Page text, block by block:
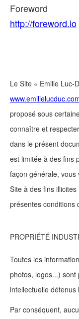
Foreword
http://foreword.io
Le Site « Emilie Luc-
proposé sous
connaître et
dans le présent
est limitée à des fins
façon générale, vous
Site à des fins
présentes conditions
PROPRIÉTÉ
Toutes les
photos, logos...)
intellectuelle
Par conséquent,